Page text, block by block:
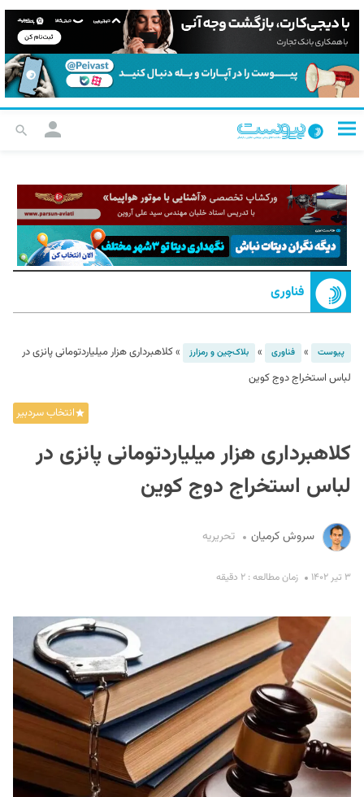
فناوری
پیوست » فناوری » بلاک‌چین و رمزارز »کلاهبرداری هزار میلیاردتومانی پانزی در
لباس استخراج دوج کوین
انتخاب سردبیر
کلاهبرداری هزار میلیاردتومانی پانزی در
لباس استخراج دوج کوین
سروش کرمیان تحریریه
۳ تیر ۱۴۰۲ زمان مطالعه : ۲ دقیقه